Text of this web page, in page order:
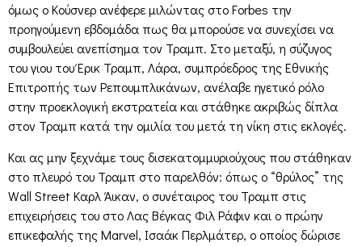
όμως ο Κούσνερ ανέφερε μιλώντας στο Forbes την
προηγούμενη εβδομάδα πως θα μπορούσε να συνεχίσει να
συμβουλεύει ανεπίσημα τον Τραμπ. Στο μεταξύ, η σύζυγος
του γιου του Έρικ Τραμπ, Λάρα, συμπρόεδρος της Εθνικής
Επιτροπής των Ρεπουμπλικάνων, ανέλαβε ηγετικό ρόλο
στην προεκλογική εκστρατεία και στάθηκε ακριβώς δίπλα
στον Τραμπ κατά την ομιλία του μετά τη νίκη στις εκλογές.
Και ας μην ξεχνάμε τους δισεκατομμυριούχους που στάθηκαν
στο πλευρό του Τραμπ στο παρελθόν: όπως ο “θρύλος” της
Wall Street Καρλ Άικαν, ο συνέταιρος του Τραμπ στις
επιχειρήσεις του στο Λας Βέγκας Φιλ Ράφιν και ο πρώην
επικεφαλής της Marvel, Ισαάκ Περλμάτερ, ο οποίος δώρισε